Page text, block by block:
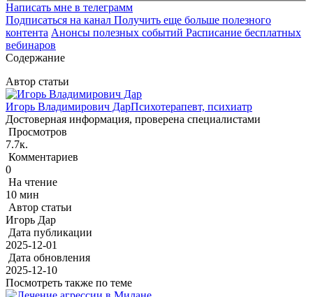
Написать мне в телеграмм
Подписаться на канал Получить еще больше полезного
контента Анонсы полезных событий Расписание бесплатных
вебинаров
Содержание
Автор статьи
Игорь Владимирович ДарПсихотерапевт, психиатр
Достоверная информация, проверена специалистами
Просмотров
7.7к.
Комментариев
0
На чтение
10 мин
Автор статьи
Игорь Дар
Дата публикации
2025-12-01
Дата обновления
2025-12-10
Посмотреть также по теме